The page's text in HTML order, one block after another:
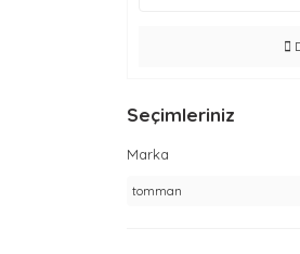
Seçimleriniz
Marka
tomman